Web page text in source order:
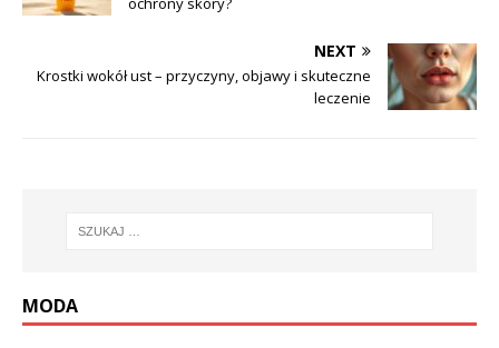
NEXT
Krostki wokół ust – przyczyny, objawy i skuteczne
leczenie
MODA